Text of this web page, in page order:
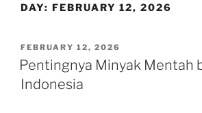
DAY: FEBRUARY 12, 2026
POSTED
ON
FEBRUARY 12, 2026
Pentingnya Minyak Mentah
Indonesia